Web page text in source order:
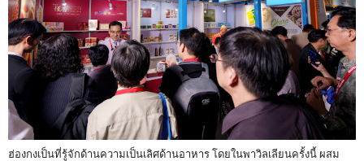
ฮ่องกงเป็นที่รู้จักด้านความเป็นเลิศด้านอาหาร โดยในพาวิลเลียนครั้งนี้ ผสม